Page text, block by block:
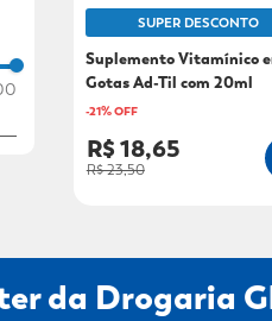
SUPER DESCONTO
Suplemento Vitamínico
Gotas Ad-Til com 20ml
-21% OFF
R$ 18,65
R$ 23,50
da Drogaria